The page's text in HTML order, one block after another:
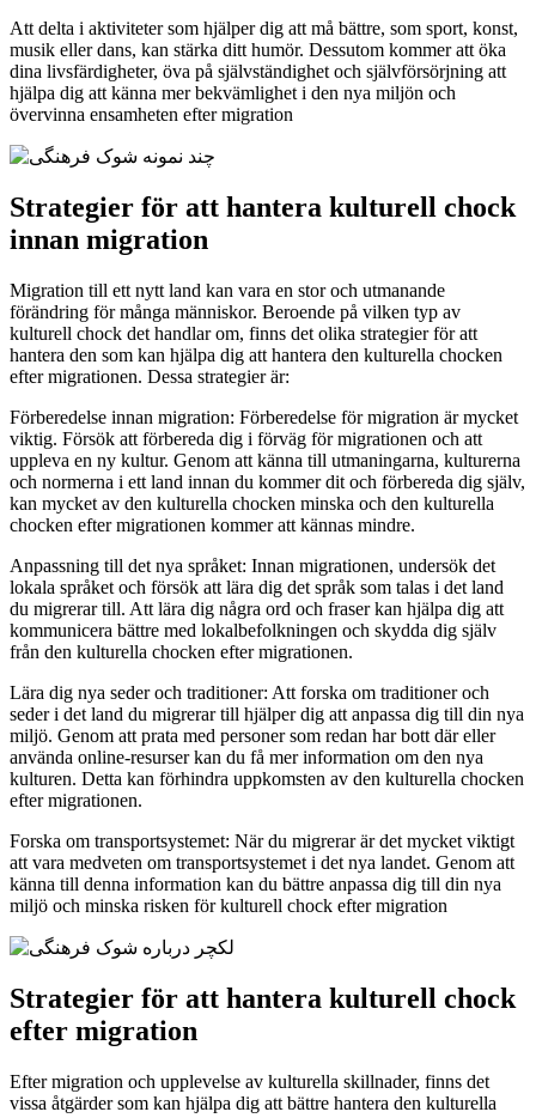
Att delta i aktiviteter som hjälper dig att må bättre, som sport, konst,
musik eller dans, kan stärka ditt humör. Dessutom kommer att öka
dina livsfärdigheter, öva på självständighet och självförsörjning att
hjälpa dig att känna mer bekvämlighet i den nya miljön och
övervinna ensamheten efter migration
Strategier för att hantera kulturell chock
innan migration
Migration till ett nytt land kan vara en stor och utmanande
förändring för många människor. Beroende på vilken typ av
kulturell chock det handlar om, finns det olika strategier för att
hantera den som kan hjälpa dig att hantera den kulturella chocken
efter migrationen. Dessa strategier är:
Förberedelse innan migration: Förberedelse för migration är mycket
viktig. Försök att förbereda dig i förväg för migrationen och att
uppleva en ny kultur. Genom att känna till utmaningarna, kulturerna
och normerna i ett land innan du kommer dit och förbereda dig själv,
kan mycket av den kulturella chocken minska och den kulturella
chocken efter migrationen kommer att kännas mindre.
Anpassning till det nya språket: Innan migrationen, undersök det
lokala språket och försök att lära dig det språk som talas i det land
du migrerar till. Att lära dig några ord och fraser kan hjälpa dig att
kommunicera bättre med lokalbefolkningen och skydda dig själv
från den kulturella chocken efter migrationen.
Lära dig nya seder och traditioner: Att forska om traditioner och
seder i det land du migrerar till hjälper dig att anpassa dig till din nya
miljö. Genom att prata med personer som redan har bott där eller
använda online-resurser kan du få mer information om den nya
kulturen. Detta kan förhindra uppkomsten av den kulturella chocken
efter migrationen.
Forska om transportsystemet: När du migrerar är det mycket viktigt
att vara medveten om transportsystemet i det nya landet. Genom att
känna till denna information kan du bättre anpassa dig till din nya
miljö och minska risken för kulturell chock efter migration
Strategier för att hantera kulturell chock
efter migration
Efter migration och upplevelse av kulturella skillnader, finns det
vissa åtgärder som kan hjälpa dig att bättre hantera den kulturella